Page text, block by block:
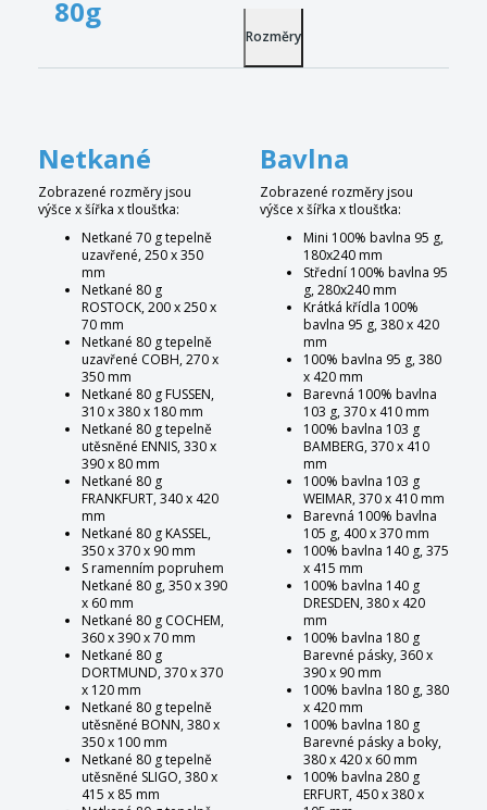
80g
Rozměry
Netkané
Zobrazené rozměry jsou
výšce x šířka x tloušťka:
Netkané 70 g tepelně
uzavřené, 250 x 350
mm
Netkané 80 g
ROSTOCK, 200 x 250 x
70 mm
Netkané 80 g tepelně
uzavřené COBH, 270 x
350 mm
Netkané 80 g FUSSEN,
310 x 380 x 180 mm
Netkané 80 g tepelně
utěsněné ENNIS, 330 x
390 x 80 mm
Netkané 80 g
FRANKFURT, 340 x 420
mm
Netkané 80 g KASSEL,
350 x 370 x 90 mm
S ramenním popruhem
Netkané 80 g, 350 x 390
x 60 mm
Netkané 80 g COCHEM,
360 x 390 x 70 mm
Netkané 80 g
DORTMUND, 370 x 370
x 120 mm
Netkané 80 g tepelně
utěsněné BONN, 380 x
350 x 100 mm
Netkané 80 g tepelně
utěsněné SLIGO, 380 x
415 x 85 mm
Bavlna
Zobrazené rozměry jsou
výšce x šířka x tloušťka:
Mini 100% bavlna 95 g,
180x240 mm
Střední 100% bavlna 95
g, 280x240 mm
Krátká křídla 100%
bavlna 95 g, 380 x 420
mm
100% bavlna 95 g, 380
x 420 mm
Barevná 100% bavlna
103 g, 370 x 410 mm
100% bavlna 103 g
BAMBERG, 370 x 410
mm
100% bavlna 103 g
WEIMAR, 370 x 410 mm
Barevná 100% bavlna
105 g, 400 x 370 mm
100% bavlna 140 g, 375
x 415 mm
100% bavlna 140 g
DRESDEN, 380 x 420
mm
100% bavlna 180 g
Barevné pásky, 360 x
390 x 90 mm
100% bavlna 180 g, 380
x 420 mm
100% bavlna 180 g
Barevné pásky a boky,
380 x 420 x 60 mm
100% bavlna 280 g
ERFURT, 450 x 380 x